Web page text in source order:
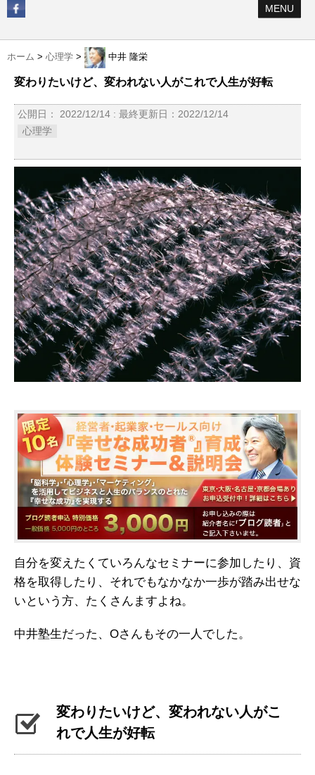
MENU
ホーム > 心理学 > 中井 隆栄
変わりたいけど、変われない人がこれで人生が好転
公開日： 2022/12/14 : 最終更新日：2022/12/14
心理学
自分を変えたくていろんなセミナーに参加したり、資
格を取得したり、それでもなかなか一歩が踏み出せな
いという方、たくさんますよね。
中井塾生だった、Oさんもその一人でした。
変わりたいけど、変われない人がこ
れで人生が好転